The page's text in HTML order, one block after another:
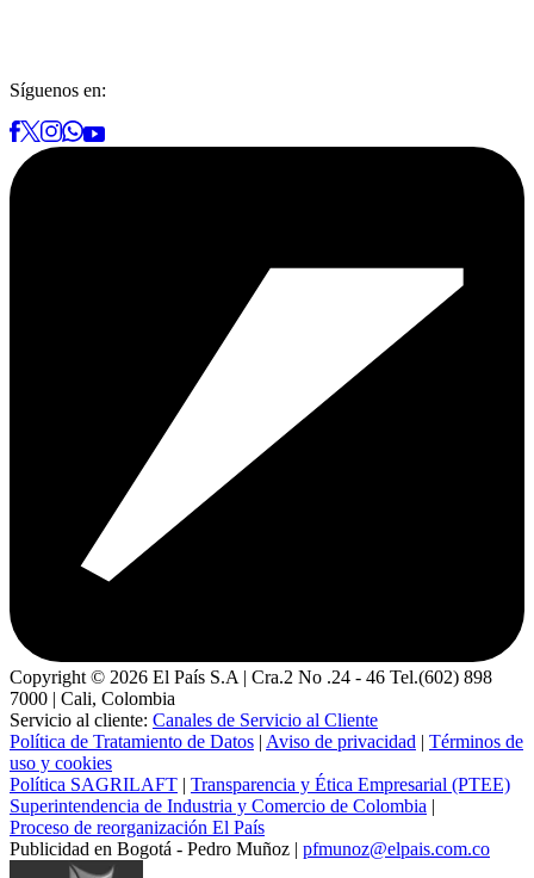
Síguenos en:
Copyright © 2026 El País S.A | Cra.2 No .24 - 46 Tel.(602) 898
7000 | Cali, Colombia
Servicio al cliente: Canales de Servicio al Cliente
Política de Tratamiento de Datos | Aviso de privacidad | Términos de
uso y cookies
Política SAGRILAFT | Transparencia y Ética Empresarial (PTEE)
Superintendencia de Industria y Comercio de Colombia |
Proceso de reorganización El País
Publicidad en Bogotá - Pedro Muñoz | pfmunoz@elpais.com.co